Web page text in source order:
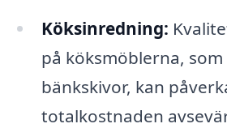
Köksinredning:
på köksmöblerna, som
bänkskivor, kan
totalkostnaden